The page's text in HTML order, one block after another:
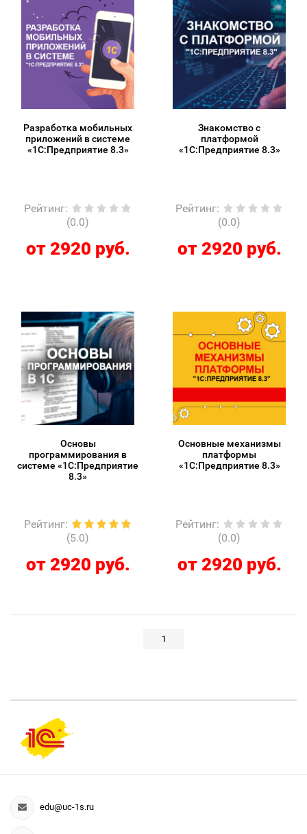
Разработка мобильных
приложений в системе
«1С:Предприятие 8.3»
Рейтинг:
(0.0)
от 2920 руб.
Знакомство с
платформой
«1C:Предприятие 8.3»
Рейтинг:
(0.0)
от 2920 руб.
Основы
программирования в
системе «1C:Предприятие
8.3»
Рейтинг:
(5.0)
от 2920 руб.
Основные механизмы
платформы
«1С:Предприятие 8.3»
Рейтинг:
(0.0)
от 2920 руб.
1
edu@uc-1s.ru